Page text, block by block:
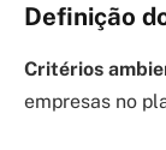
Definição
Critérios
empresas no